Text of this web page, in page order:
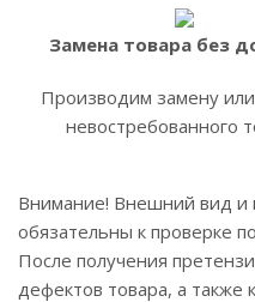
Замена товара без
Производим замену
невостребованного
Внимание! Внешний вид и
обязательны к проверке
После получения
дефектов товара, а также